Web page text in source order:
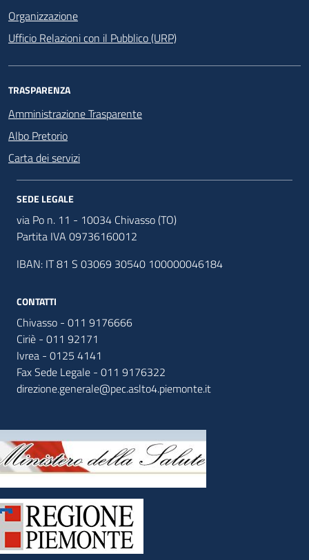
Organizzazione
Ufficio Relazioni con il Pubblico (URP)
TRASPARENZA
Amministrazione Trasparente
Albo Pretorio
Carta dei servizi
SEDE LEGALE
via Po n. 11 - 10034 Chivasso (TO)
Partita IVA 09736160012
IBAN: IT 81 S 03069 30540 100000046184
CONTATTI
Chivasso - 011 9176666
Ciriè - 011 92171
Ivrea - 0125 4141
Fax Sede Legale - 011 9176322
direzione.generale@pec.aslto4.piemonte.it